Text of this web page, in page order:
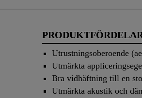
Utrustningsoberoende
Utmärkta
Bra vidhäftning till en
Utmärkta akustik och